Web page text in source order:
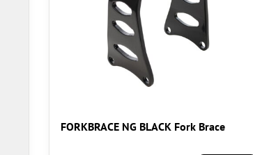
FORKBRACE NG BLACK Fork Brace